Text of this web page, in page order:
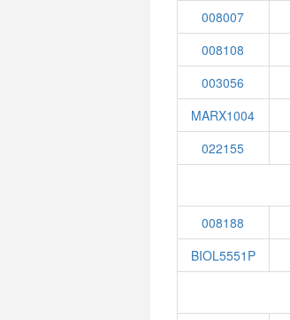
008007
008108
003056
MARX1004
022155
008188
BIOL5551P